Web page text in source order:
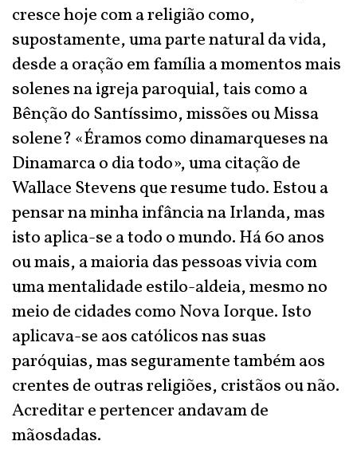
cresce hoje com a religião como,
supostamente, uma parte natural da vida,
desde a oração em família a momentos mais
solenes na igreja paroquial, tais como a
Bênção do Santíssimo, missões ou Missa
solene? «Éramos como dinamarqueses na
Dinamarca o dia todo», uma citação de
Wallace Stevens que resume tudo. Estou a
pensar na minha infância na Irlanda, mas
isto aplica-se a todo o mundo. Há 60 anos
ou mais, a maioria das pessoas vivia com
uma mentalidade estilo-aldeia, mesmo no
meio de cidades como Nova Iorque. Isto
aplicava-se aos católicos nas suas
paróquias, mas seguramente também aos
crentes de outras religiões, cristãos ou não.
Acreditar e pertencer andavam de
mãosdadas.